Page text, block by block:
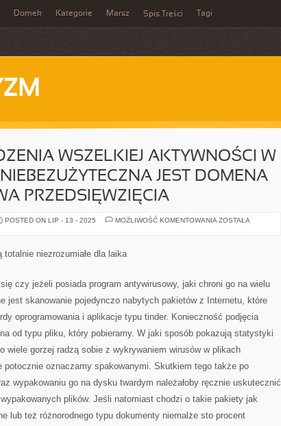
Domek Kategorie Marsz Spis Treści Tagi
WSZELKIEJ AKTYWNOŚCI W
NIEBEZUŻYTECZNA JEST DOMENA
PRZEDSIĘWZIĘCIA
POSTED ON LIP - 13 - 2025 MOŻLIWOŚĆ KOMENTOWANIA DO
DOMENA
INTERNETOWA
ZOSTAŁA
totalnie niezrozumiałe dla laika
czy jeżeli posiada program antywirusowy, jaki chroni go na wielu
jest skanowanie pojedynczo nabytych pakietów z Internetu, które
oprogramowania i aplikacje typu tinder. Konieczność podjęcia
od typu pliku, który pobieramy. W jaki sposób pokazują statystyki
wiele gorzej radzą sobie z wykrywaniem wirusów w plikach
potocznie oznaczamy spakowanymi. Skutkiem tego także po
wypakowaniu go na dysku twardym należałoby ręcznie uskutecznić
plików. Jeśli natomiast chodzi o takie pakiety jak
lub też różnorodnego typu dokumenty niemalże sto procent